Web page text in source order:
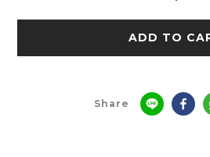
ADD TO
Share